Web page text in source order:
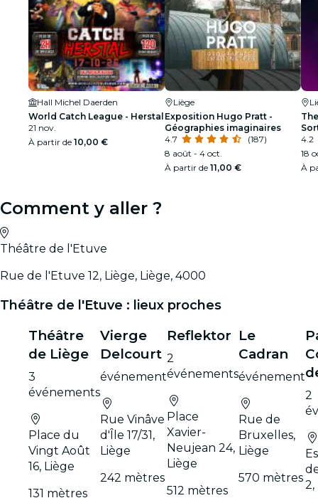
Hall Michel Daerden
World Catch League - Herstal
21 nov.
À partir de 10,00 €
Liège
Exposition Hugo Pratt -
Géographies imaginaires
4.7
(187)
8 août - 4 oct.
À partir de 11,00 €
4.2
18
À
Comment y aller ?
Théâtre de l'Etuve
Rue de l'Etuve 12, Liège, Liège, 4000
Théâtre de l'Etuve : lieux proches
Théâtre
de Liège
3
événements
Place du
Vingt Août
16, Liège
131 mètres
Vierge
Delcourt
événement
Rue Vinâve
d'Île 17/31,
Liège
242 mètres
Reflektor
2
événements
Place
Xavier-
Neujean 24,
Liège
512 mètres
Le
Cadran
événement
Rue de
Bruxelles,
Liège
570 mètres
2
2,